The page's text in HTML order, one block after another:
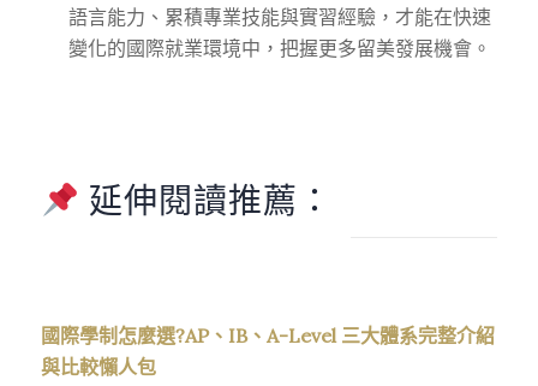
語言能力、累積專業技能與實習經驗，才能在快速
變化的國際就業環境中，把握更多留美發展機會。
延伸閱讀推薦：
國際學制怎麼選?AP、IB、A-Level 三大體系完整介紹
與比較懶人包